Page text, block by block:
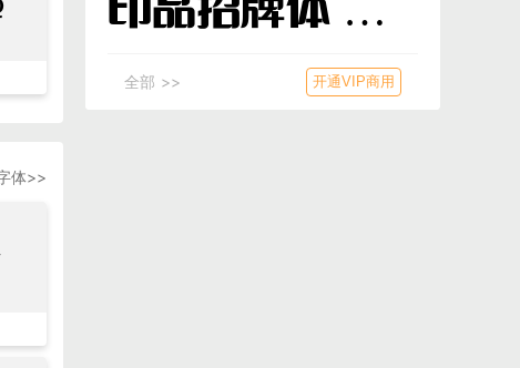
体>>
印品招牌体 中
黑
全部 >> 开通VIP商用